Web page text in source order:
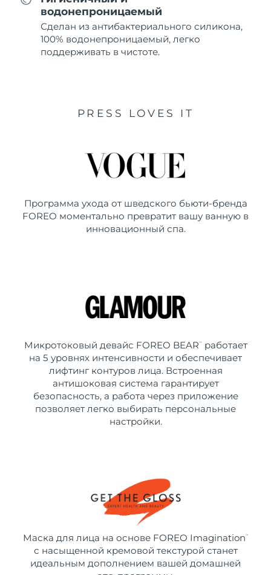
водонепроницаемый
Сделан из антибактериального силикона,
100% водонепроницаемый, легко
поддерживать в чистоте.
PRESS LOVES IT
Программа ухода от шведского бьюти-бренда
FOREO моментально превратит вашу ванную в
инновационный спа.
Микротоковый девайс FOREO BEAR ™
работает
на 5 уровнях интенсивности и обеспечивает
лифтинг контуров лица. Встроенная
антишоковая система гарантирует
безопасность, а работа через приложение
позволяет легко выбирать персональные
настройки.
Маска для лица на основе FOREO Imagination ™
с насыщенной кремовой текстурой станет
идеальным дополнением вашей домашней